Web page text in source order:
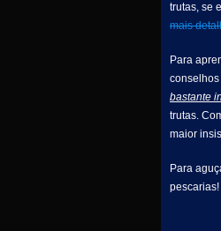
trutas, se
mais
Para
bastante
trutas.
maior
Para
pescarias!